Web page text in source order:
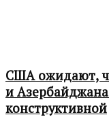
США ожидают,
и
конструктивной